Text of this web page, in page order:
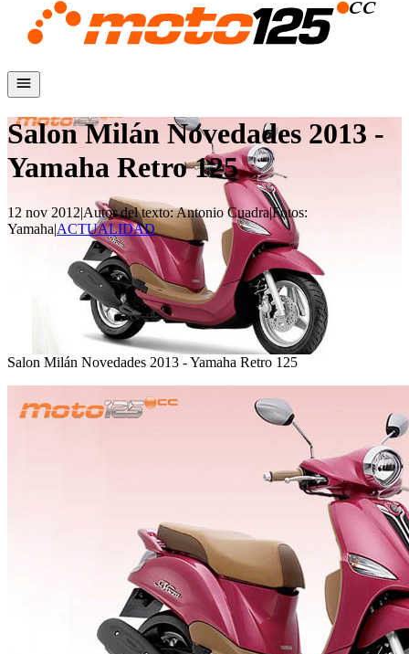
Salon Milán Novedades 2013 -
Yamaha Retro 125
12 nov 2012|Autor del texto:Antonio Cuadra|Fotos:
Yamaha|ACTUALIDAD
Salon Milán Novedades 2013 - Yamaha Retro 125